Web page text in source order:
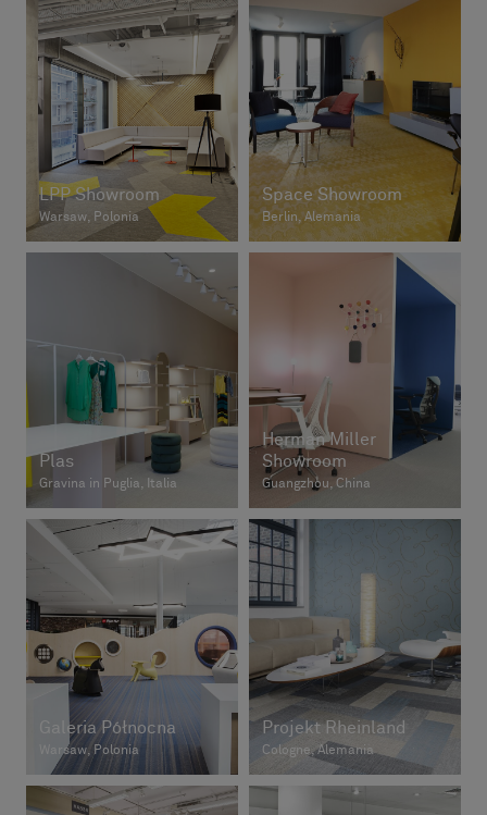
LPP Showroom
Warsaw, Polonia
Space Showroom
Berlin, Alemania
Plas
Gravina in Puglia, Italia
Herman Miller
Showroom
Guangzhou, China
Galeria Północna
Warsaw, Polonia
Projekt Rheinland
Cologne, Alemania